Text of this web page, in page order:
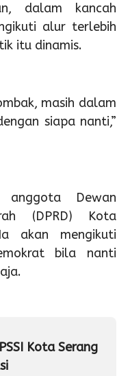
dalam kancah
alur terlebih
itu dinamis.
masih dalam
siapa nanti,”
Dewan
(DPRD) Kota
akan mengikuti
bila nanti
Kota Serang